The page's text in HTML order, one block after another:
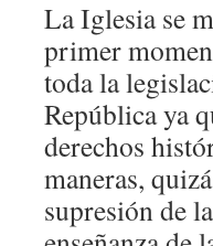
La Iglesia se
primer
toda la
República ya
derechos
maneras,
supresión de